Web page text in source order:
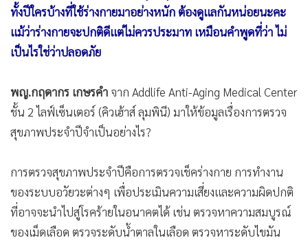
• Special Scoop
• เศรษฐกิจ-ธุรกิจ
• จีน
• อาชญากรรม
• Motoring
• เกม
• SMEs
• หุ้น
อินโดจีน
ทั้งปีใครบ้างที่ใช้ร่างกายมาอย่างหนัก ต้องดูแลกันหน่อยนะคะ
แม้ว่าร่างกายจะปกติดีแต่ไม่ควรประมาท เหมือนคำพูดที่ว่า ไม่
เป็นไรใช่ว่าปลอดภัย
พญ.กฤดากร เกษรคำ จาก Addlife Anti-Aging Medical Center
ชั้น 2 ไลฟ์เซ็นเตอร์ (คิวเฮ้าส์ ลุมพินี) มาให้ข้อมูลเรื่องการตรวจ
สุขภาพประจำปีจำเป็นอย่างไร?
การตรวจสุขภาพประจำปีคือการตรวจเช็คร่างกาย การทำงาน
ของระบบอวัยวะต่างๆ เพื่อประเมินความเสี่ยงและความผิดปกติ
ที่อาจจะนำไปสู่โรคร้ายในอนาคตได้ เช่น ตรวจหาความสมบูรณ์
ของเม็ดเลือด ตรวจระดับน้ำตาลในเลือด ตรวจหาระดับไขมัน